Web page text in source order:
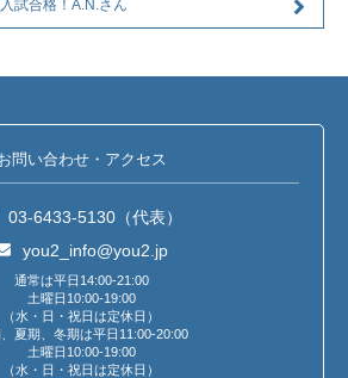
試合格！A.N.さん
問い合わせ・アクセス
03-6433-5130（代表）
you2_info@you2.jp
通常は平日14:00-21:00
土曜日10:00-19:00
（水・日・祝日は定休日）
夏期、冬期は平日11:00-20:00
土曜日10:00-19:00
（水・日・祝日は定休日）